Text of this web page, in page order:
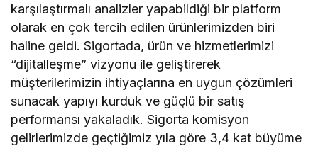
karşılaştırmalı analizler yapabildiği bir platform
olarak en çok tercih edilen ürünlerimizden biri
haline geldi. Sigortada, ürün ve hizmetlerimizi
“dijitalleşme” vizyonu ile geliştirerek
müşterilerimizin ihtiyaçlarına en uygun çözümleri
sunacak yapıyı kurduk ve güçlü bir satış
performansı yakaladık. Sigorta komisyon
gelirlerimizde geçtiğimiz yıla göre 3,4 kat büyüme